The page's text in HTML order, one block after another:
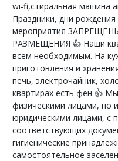
wi-fi,стиральная машина
Праздники, дни
мероприятия
РАЗМЕЩЕНИЯ 👍 Наши
всем необходимым. На
приготовления и
печь, электрочайник,
квартирах есть фен 👍
физическими лицами, но
юридическими лицами, с
соответствующих
гигиенические
самостоятельное